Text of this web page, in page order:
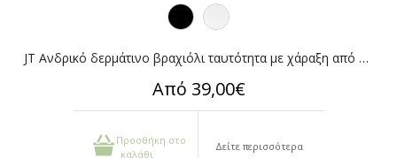
JT Ανδρικό δερμάτινο βραχιόλι ταυτότητα με χάραξη από ατσάλι
Από 39,00€
Προσθήκη στο
καλάθι
Δείτε περισσότερα